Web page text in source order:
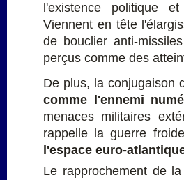
l'existence politique
Viennent en tête
de bouclier anti-
perçus comme des
De plus, la conjugaison
comme l'ennemi
menaces militaires
rappelle la guerre
l'espace euro-
Le rapprochement de